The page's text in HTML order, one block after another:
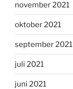
november 2021
oktober 2021
september 2021
juli 2021
juni 2021